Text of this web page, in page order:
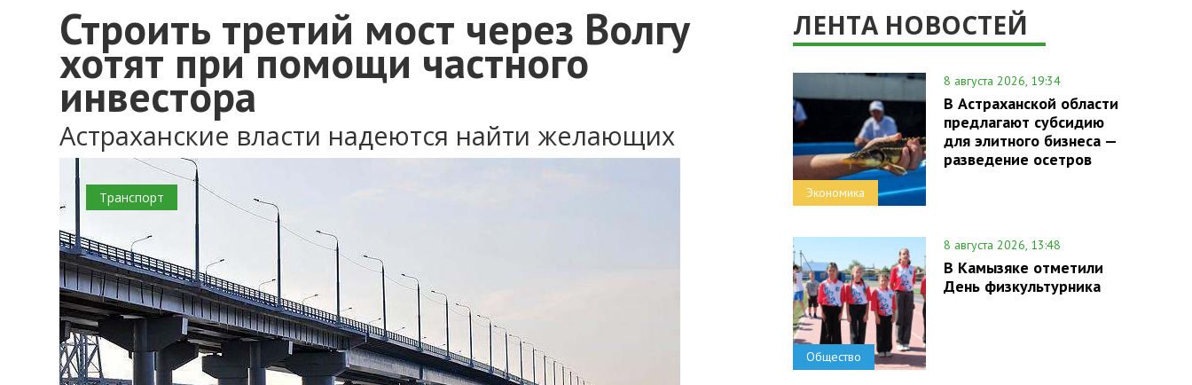
Строить третий мост через Волгу
хотят при помощи частного
инвестора
Астраханские власти надеются найти желающих
0
Транспорт
ЛЕНТА НОВОСТЕЙ
Экономика
8 августа 2026, 19:34
В Астраханской области
предлагают субсидию
для элитного бизнеса —
разведение осетров
Общество
8 августа 2026, 13:48
В Камызяке отметили
День физкультурника